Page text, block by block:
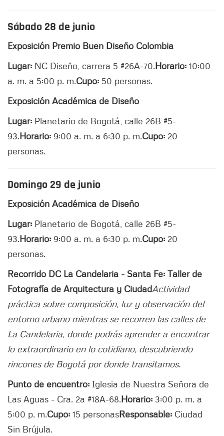
Sábado 28 de junio
Exposición Premio Buen Diseño Colombia
Lugar: NC Diseño, carrera 5 #26A-70.Horario: 10:00
a. m. a 5:00 p. m.Cupo: 50 personas.
Exposición Académica de Diseño
Lugar: Planetario de Bogotá, calle 26B #5-
93.Horario: 9:00 a. m. a 6:30 p. m.Cupo: 20
personas.
Domingo 29 de junio
Exposición Académica de Diseño
Lugar: Planetario de Bogotá, calle 26B #5-
93.Horario: 9:00 a. m. a 6:30 p. m.Cupo: 20
personas.
Recorrido DC La Candelaria - Santa Fe: Taller de
Fotografía de Arquitectura y CiudadActividad
práctica sobre composición, luz y observación del
entorno urbano mientras se recorren las calles de
La Candelaria, donde podrás aprender a encontrar
lo extraordinario en lo cotidiano, descubriendo
rincones de Bogotá por donde transitamos.
Punto de encuentro: Iglesia de Nuestra Señora de
Las Aguas - Cra. 2a #18A-68.Horario: 3:00 p. m. a
5:00 p. m.Cupo: 15 personasResponsable: Ciudad
Sin Brújula.